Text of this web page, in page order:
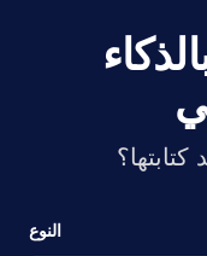
النوع